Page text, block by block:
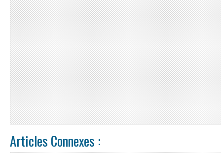
Articles Connexes :